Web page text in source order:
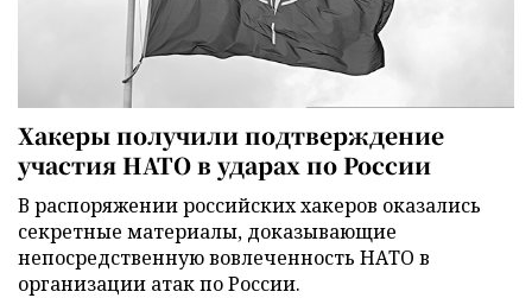
Хакеры получили подтверждение
участия НАТО в ударах по России
В распоряжении российских хакеров оказались
секретные материалы, доказывающие
непосредственную вовлеченность НАТО в
организации атак по России.